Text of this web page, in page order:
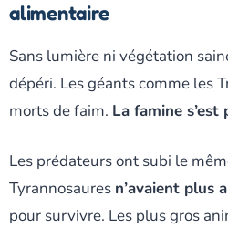
alimentaire
Sans lumière ni végétation
dépéri. Les géants comme les
morts de faim. La famine
Les prédateurs ont subi le
Tyrannosaures n’avaient plus
pour survivre. Les plus gros